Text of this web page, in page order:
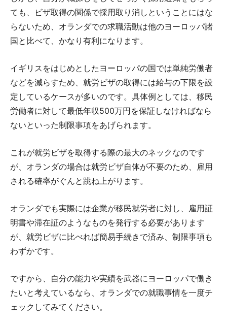
ても、ビザ取得の関係で採用取り消しということにはな
らないため、オランダでの求職活動は他のヨーロッパ諸
国と比べて、かなり有利になります。
イギリスをはじめとしたヨーロッパの国では単純労働者
などを減らすため、就労ビザの取得には給与の下限を設
定しているケースが多いのです。具体例としては、移民
労働者に対して最低年収500万円を保証しなければなら
ないといった制限事項をあげられます。
これが就労ビザを取得する際の最大のネックなのです
が、オランダの場合は就労ビザ自体が不要のため、雇用
される確率がぐんと跳ね上がります。
オランダでも実際には企業が移民就労者に対し、雇用証
明書や滞在証のようなものを発行する必要があります
が、就労ビザに比べれば簡易手続きで済み、制限事項も
わずかです。
ですから、自分の能力や実績を武器にヨーロッパで働き
たいと考えているなら、オランダでの就職事情を一度チ
ェックしてみてください。